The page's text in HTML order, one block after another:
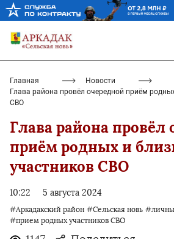
Главная
Новости
Глава района провёл очередной приём
СВО
Глава района провёл
приём родных и
участников СВО
10:22 5 августа 2024
#Аркадакский район #Сельская новь
#прием родных участников СВО